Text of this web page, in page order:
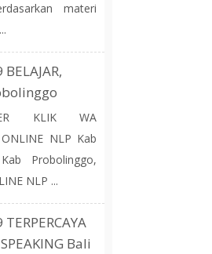
materi
KLIK WA
NLP Kab
Probolinggo,
NLP ...
Bali